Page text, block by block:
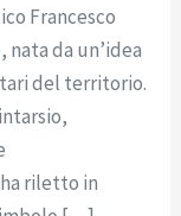
Francesco
nata da un’idea
del territorio.
riletto in